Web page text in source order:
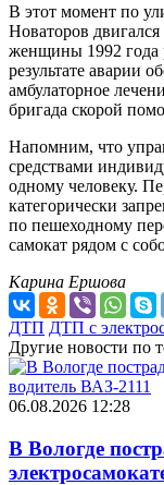
В этот момент по
Новаторов
женщины 1992 года
результате аварии
амбулаторное
бригада скорой
Напомним, что
средствами
одному человеку.
категорически
по пешеходному
самокат рядом с
Карина Ершова
ДТП ДТП с
Другие новости по
06.08.2026 12:28
В Вологде